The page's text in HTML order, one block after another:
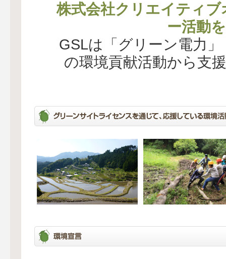
株式会社クリエイティ
ー活動
GSLは「グリーン電力
の環境貢献活動から支